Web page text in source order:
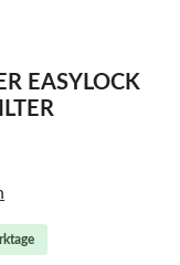
EASYLOCK